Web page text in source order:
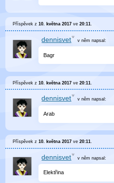
Příspěvek z10. května 2017 ve20:11.
dennisvet v něm napsal:
Bagr
Příspěvek z10. května 2017 ve20:11
dennisvet v něm napsal:
Arab
Příspěvek z10. května 2017 ve20:11
dennisvet v něm napsal:
Elektřina